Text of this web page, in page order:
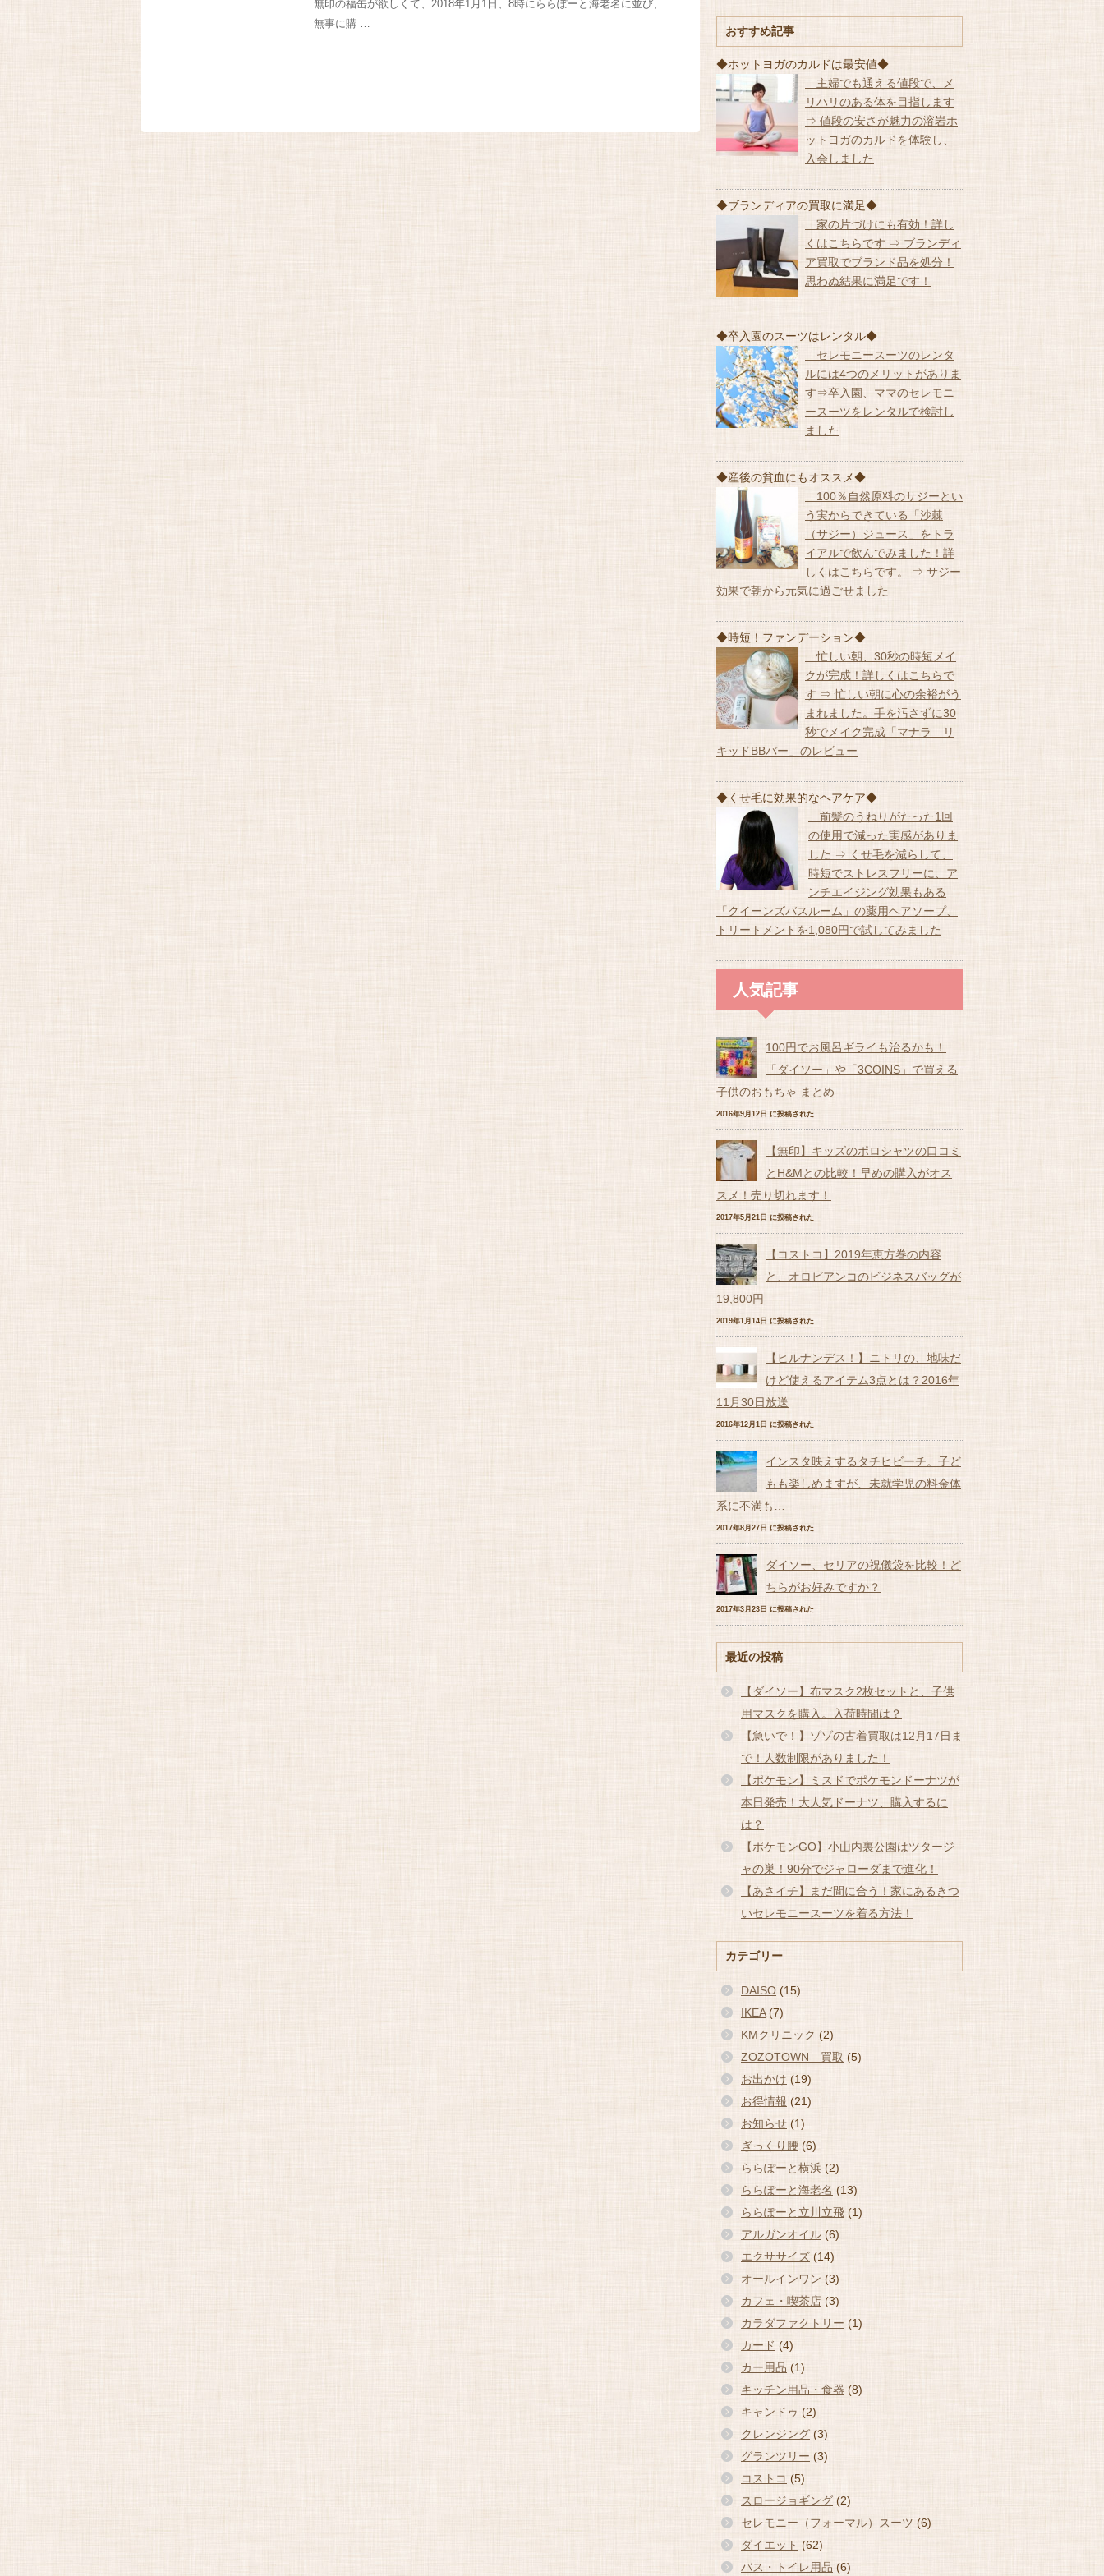
無印の福缶が欲しくて、2018年1月1日、8時にららぽーと海老名に並び、
無事に購 …
おすすめ記事
◆ホットヨガのカルドは最安値◆
主婦でも通える値段で、メ
リハリのある体を目指します
⇒ 値段の安さが魅力の溶岩ホ
ットヨガのカルドを体験し、
入会しました
◆ブランディアの買取に満足◆
家の片づけにも有効！詳し
くはこちらです ⇒ ブランディ
ア買取でブランド品を処分！
思わぬ結果に満足です！
◆卒入園のスーツはレンタル◆
セレモニースーツのレンタ
ルには4つのメリットがありま
す⇒卒入園、ママのセレモニ
ースーツをレンタルで検討し
ました
◆産後の貧血にもオススメ◆
100％自然原料のサジーとい
う実からできている「沙棘
（サジー）ジュース」をトラ
イアルで飲んでみました！詳
しくはこちらです。 ⇒ サジー
効果で朝から元気に過ごせました
◆時短！ファンデーション◆
忙しい朝、30秒の時短メイ
クが完成！詳しくはこちらで
す ⇒ 忙しい朝に心の余裕がう
まれました。手を汚さずに30
秒でメイク完成「マナラ リ
キッドBBバー」のレビュー
◆くせ毛に効果的なヘアケア◆
前髪のうねりがたった1回
の使用で減った実感がありま
した ⇒ くせ毛を減らして、
時短でストレスフリーに、ア
ンチエイジング効果もある
「クイーンズバスルーム」の薬用ヘアソープ、
トリートメントを1,080円で試してみました
人気記事
100円でお風呂ギライも治るかも！
「ダイソー」や「3COINS」で買える
子供のおもちゃ まとめ
2016年9月12日 に投稿された
【無印】キッズのポロシャツの口コミ
とH&Mとの比較！早めの購入がオス
スメ！売り切れます！
2017年5月21日 に投稿された
【コストコ】2019年恵方巻の内容
と、オロビアンコのビジネスバッグが
19,800円
2019年1月14日 に投稿された
【ヒルナンデス！】ニトリの、地味だ
けど使えるアイテム3点とは？2016年
11月30日放送
2016年12月1日 に投稿された
インスタ映えするタチヒビーチ。子ど
もも楽しめますが、未就学児の料金体
系に不満も…
2017年8月27日 に投稿された
ダイソー、セリアの祝儀袋を比較！ど
ちらがお好みですか？
2017年3月23日 に投稿された
最近の投稿
【ダイソー】布マスク2枚セットと、子供
用マスクを購入。入荷時間は？
【急いで！】ゾゾの古着買取は12月17日ま
で！人数制限がありました！
【ポケモン】ミスドでポケモンドーナツが
本日発売！大人気ドーナツ、購入するに
は？
【ポケモンGO】小山内裏公園はツタージ
ャの巣！90分でジャローダまで進化！
【あさイチ】まだ間に合う！家にあるきつ
いセレモニースーツを着る方法！
カテゴリー
DAISO (15)
IKEA(7)
KMクリニック (2)
ZOZOTOWN 買取 (5)
お出かけ (19)
お得情報 (21)
お知らせ (1)
ぎっくり腰 (6)
ららぽーと横浜 (2)
ららぽーと海老名 (13)
ららぽーと立川立飛 (1)
アルガンオイル (6)
エクササイズ (14)
オールインワン (3)
カフェ・喫茶店 (3)
カラダファクトリー (1)
カード (4)
カー用品 (1)
キッチン用品・食器 (8)
キャンドゥ (2)
クレンジング(3)
グランツリー (3)
コストコ (5)
スロージョギング (2)
セレモニー（フォーマル）スーツ (6)
ダイエット (62)
バス・トイレ用品 (6)